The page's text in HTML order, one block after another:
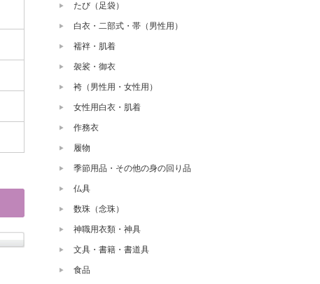
たび（足袋）
白衣・二部式・帯（男性用）
襦袢・肌着
袈裟・御衣
袴（男性用・女性用）
女性用白衣・肌着
作務衣
履物
季節用品・その他の身の回り品
仏具
数珠（念珠）
神職用衣類・神具
文具・書籍・書道具
食品